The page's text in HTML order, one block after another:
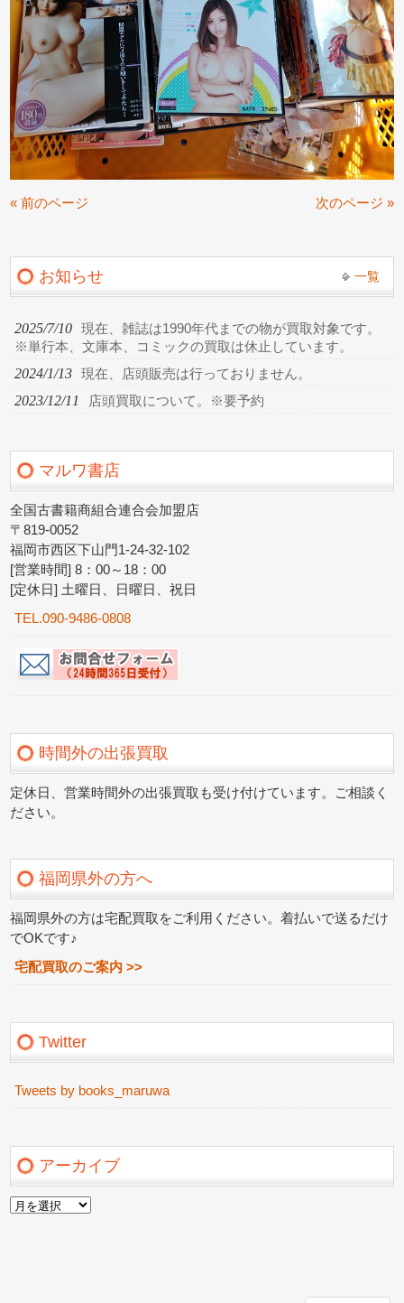
« 前のページ 次のページ »
お知らせ 一覧
2025/7/10
現在、雑誌は1990年代までの物が買取対象です。
※単行本、文庫本、コミックの買取は休止しています。
2024/1/13 現在、店頭販売は行っておりません。
2023/12/11 店頭買取について。※要予約
マルワ書店
全国古書籍商組合連合会加盟店
〒819-0052
福岡市西区下山門1-24-32-102
[営業時間] 8：00～18：00
[定休日] 土曜日、日曜日、祝日
TEL.090-9486-0808
時間外の出張買取
定休日、営業時間外の出張買取も受け付けています。ご相談く
ださい。
福岡県外の方へ
福岡県外の方は宅配買取をご利用ください。着払いで送るだけ
でOKです♪
宅配買取のご案内 >>
Twitter
Tweets by books_maruwa
アーカイブ
ア